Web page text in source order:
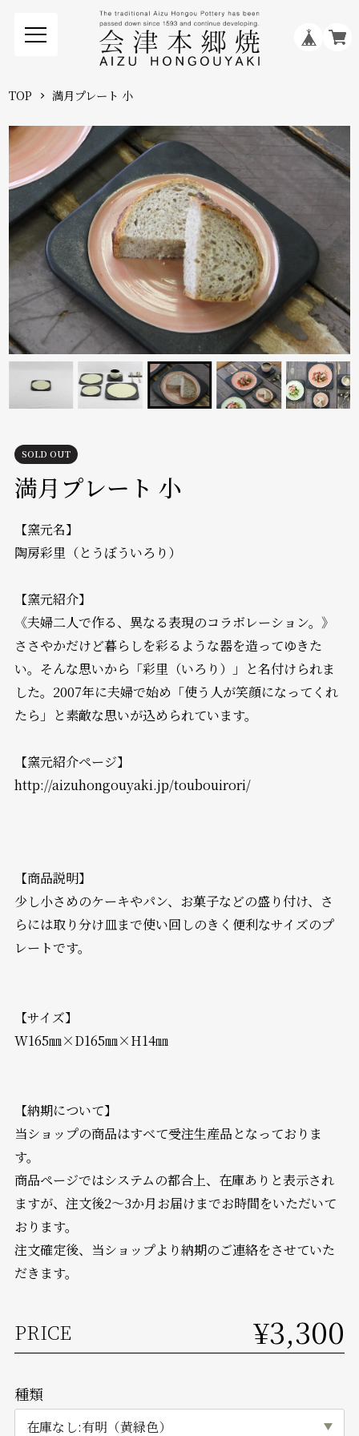
TOP 満月プレート 小
SOLD OUT
満月プレート 小
【窯元名】
陶房彩里（とうぼういろり）
【窯元紹介】
《夫婦二人で作る、異なる表現のコラボレーション。》
ささやかだけど暮らしを彩るような器を造ってゆきた
い。そんな思いから「彩里（いろり）」と名付けられま
した。2007年に夫婦で始め「使う人が笑顔になってくれ
たら」と素敵な思いが込められています。
【窯元紹介ページ】
http://aizuhongouyaki.jp/toubouirori/
【商品説明】
少し小さめのケーキやパン、お菓子などの盛り付け、さ
らには取り分け皿まで使い回しのきく便利なサイズのプ
レートです。
【サイズ】
W165㎜×D165㎜×H14㎜
【納期について】
当ショップの商品はすべて受注生産品となっておりま
す。
商品ページではシステムの都合上、在庫ありと表示され
ますが、注文後2～3か月お届けまでお時間をいただいて
おります。
注文確定後、当ショップより納期のご連絡をさせていた
だきます。
PRICE ¥3,300
種類